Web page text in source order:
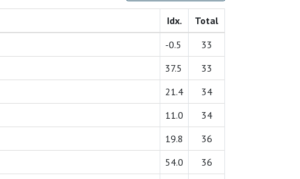
Idx. Total
-0.5
33
37.5 33
21.4
34
11.0 34
19.8
36
54.0 36